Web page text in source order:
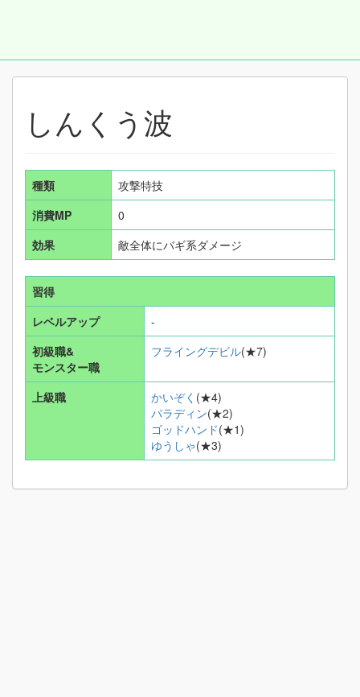
しんくう波
種類
攻撃特技
消費MP
0
効果
敵全体にバギ系ダメージ
習得
レベルアップ
-
初級職&
モンスター職
フライングデビル(★7)
上級職 かいぞく (★4)
パラディン(★2)
ゴッドハンド(★1)
ゆうしゃ(★3)